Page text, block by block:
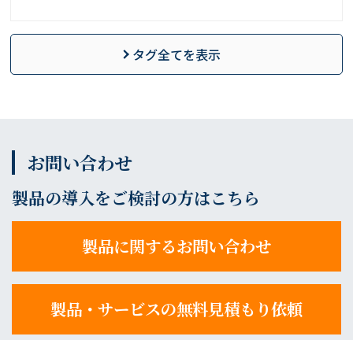
タグ全てを表示
お問い合わせ
製品の導入をご検討の方はこちら
製品に関するお問い合わせ
製品・サービスの無料見積もり依頼